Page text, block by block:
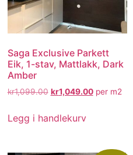
Saga Exclusive Parkett
Eik, 1-stav, Mattlakk, Dark
Amber
kr1,099.00 kr1,049.00per m2
Legg i handlekurv